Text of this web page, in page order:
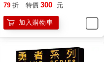
79 折 特價 300 元
加入購物車